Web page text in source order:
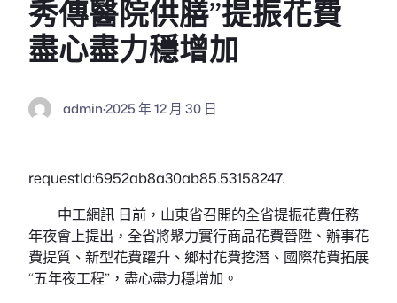
秀傳醫院供膳”提振花費
盡心盡力穩增加
admin·2025 年 12 月 30 日
requestId:6952ab8a30ab85.53158247.
中工網訊 日前，山東省召開的全省提振花費任務
年夜會上提出，全省將聚力實行商品花費晉陞、辦事花
費提質、新型花費躍升、鄉村花費挖潛、國際花費拓展
“五年夜工程”，盡心盡力穩增加。